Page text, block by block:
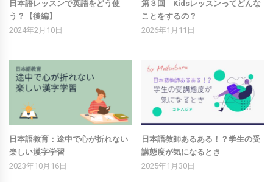
日本語レッスンで英語をどう使
う？【後編】
2024年2月10日
第３回 Kidsレッスンってどんな
ことをするの？
2026年1月11日
日本語教育：途中で心が折れない
楽しい漢字学習
2023年10月16日
日本語教師あるある！？学生の受
講態度が気になるとき
2025年1月30日